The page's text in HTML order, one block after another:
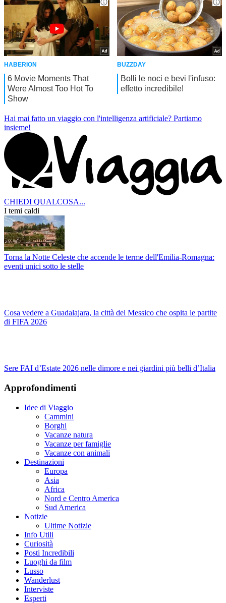
Hai mai fatto un viaggio con l'intelligenza artificiale? Partiamo
insieme!
CHIEDI QUALCOSA...
I temi caldi
Torna la Notte Celeste che accende le terme dell'Emilia-Romagna:
eventi unici sotto le stelle
Cosa vedere a Guadalajara, la città del Messico che ospita le partite
di FIFA 2026
Sere FAI d’Estate 2026 nelle dimore e nei giardini più belli d’Italia
Approfondimenti
Idee di Viaggio
Cammini
Borghi
Vacanze natura
Vacanze per famiglie
Vacanze con animali
Destinazioni
Europa
Asia
Africa
Nord e Centro America
Sud America
Notizie
Ultime Notizie
Info Utili
Curiosità
Posti Incredibili
Luoghi da film
Lusso
Wanderlust
Interviste
Esperti